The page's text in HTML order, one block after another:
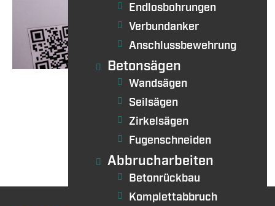
Endlosbohrungen
Verbundanker
Anschlussbewehrung
Betonsägen
Wandsägen
Seilsägen
Zirkelsägen
Fugenschneiden
Abbrucharbeiten
Betonrückbau
Komplettabbruch